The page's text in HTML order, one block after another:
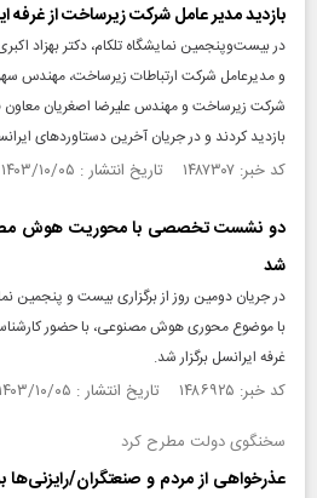
بازدید مدیر عامل شرکت زیرساخت از غرفه
در بیست‌وپنجمین نمایشگاه تلکام، دکتر بهزاد
و مدیرعامل شرکت ارتباطات زیرساخت، مهندس
شرکت زیرساخت و مهندس علیرضا اصغریان معاون
بازدید کردند و در جریان آخرین دستاوردهای
کد خبر: ۱۴۸۷۳۰۷ تاریخ انتشار : ۱۴۰۳/۱۰/۰۵
دو نشست تخصصی با محوریت هوش
شد
در جریان دومین روز از برگزاری بیست و
با موضوع محوری هوش مصنوعی، با حضور
غرفه ایرانسل برگزار شد.
کد خبر: ۱۴۸۶۹۲۵ تاریخ انتشار : ۱۴۰۳/۱۰/۰۵
سخنگوی دولت مطرح کرد
عذرخواهی از مردم و صنعتگران/رایزنی‌ها